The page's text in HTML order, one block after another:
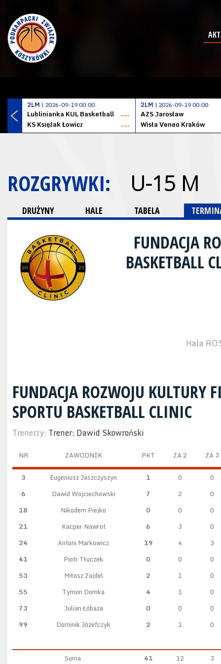
2LM | 2026-09-19 00:00
Lublinianka KUL Basketball
---
KS Księżak Łowicz
---
2LM | 2026-09-19 00:00
AZS Jarosław
Wisła Veneo Kraków
ROZGRYWKI: U-15 M
DRUŻYNY HALE TABELA
FUNDACJA
BASKETBALL
Hala
FUNDACJA ROZWOJU KULTURY
SPORTU BASKETBALL CLINIC
Trenerzy: Trener: Dawid Skowroński
NR ZAWODNIK PKT ZA 2 ZA 3
3 Eugeniusz Jaszczyszyn 1 0
0
6
Dawid Wojciechowski 7 2
0
18
Nikodem Piejko 0 0
0
21
Kacper Nawrot 6 3
0
24
Antoni Markowicz 19 4
3
41
Piotr Tłuczek 0 0
0
53
Miłosz Zajdel 2 1
0
55
Tymon Domka 4 1
0
73
Julian Łobaza 0 0
0
99
Dominik Józefczyk 2 1 0
Suma 41 12 3